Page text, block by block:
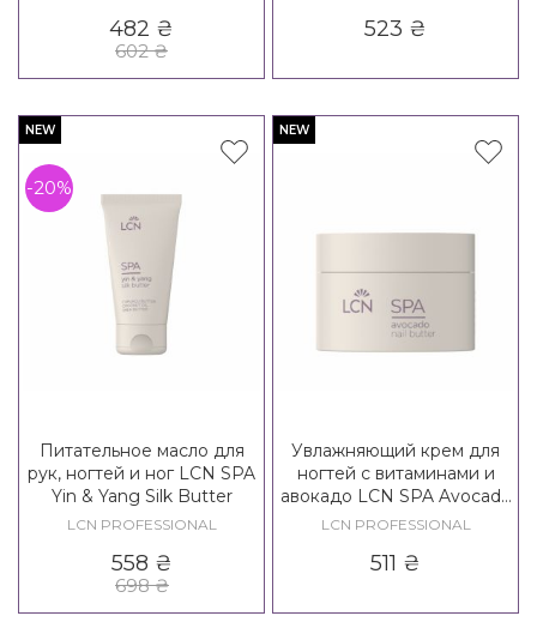
482 ₴
602₴
523 ₴
NEW
-20%
Питательное масло для
рук, ногтей и ног LCN SPA
Yin & Yang Silk Butter
LCN PROFESSIONAL
558 ₴
698₴
NEW
Увлажняющий крем для
ногтей с витаминами и
авокадо LCN SPA Avocado
Nail Butter
LCN PROFESSIONAL
511 ₴